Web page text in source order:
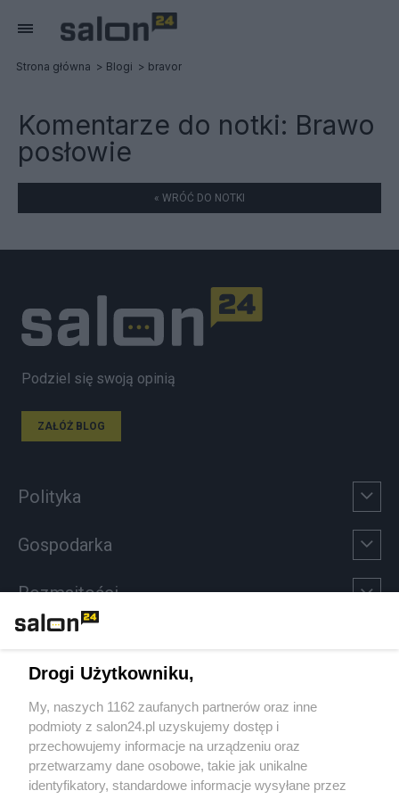
Strona główna Blogi bravor
Komentarze do notki: Brawo
posłowie
« WRÓĆ DO NOTKI
Podziel się swoją opinią
ZAŁÓŻ BLOG
Polityka
Gospodarka
Rozmaitości
Sport
Społeczeństwo
Kultura
Drogi Użytkowniku,
My, naszych 1162 zaufanych partnerów oraz inne
podmioty z salon24.pl uzyskujemy dostęp i
przechowujemy informacje na urządzeniu oraz
przetwarzamy dane osobowe, takie jak unikalne
identyfikatory, standardowe informacje wysyłane przez